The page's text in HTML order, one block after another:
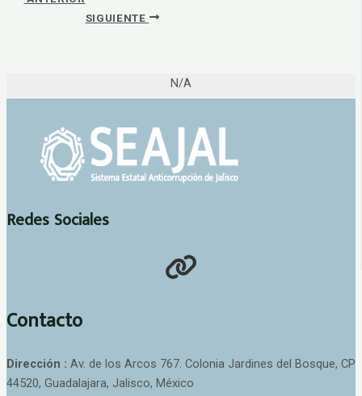
SIGUIENTE
N/A
Redes Sociales
Contacto
Dirección : Av. de los Arcos 767. Colonia Jardines del Bosque, CP
44520, Guadalajara, Jalisco, México